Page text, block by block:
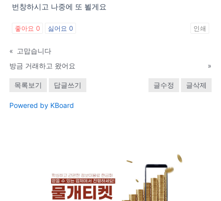
번창하시고 나중에 또 뵐게요
좋아요 0 싫어요 0 인쇄
« 고맙습니다
방금 거래하고 왔어요
»
목록보기 답글쓰기 글수정 글삭제
Powered by KBoard